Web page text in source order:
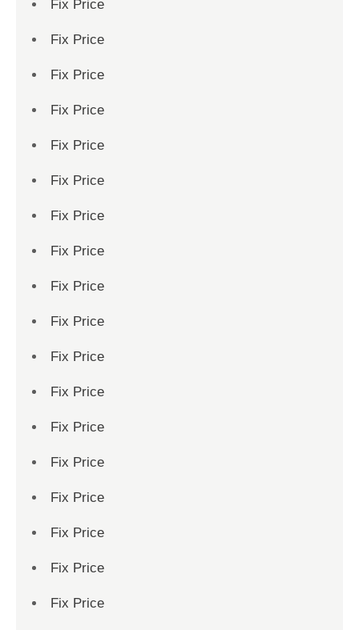
Fix Price
Fix Price
Fix Price
Fix Price
Fix Price
Fix Price
Fix Price
Fix Price
Fix Price
Fix Price
Fix Price
Fix Price
Fix Price
Fix Price
Fix Price
Fix Price
Fix Price
Fix Price